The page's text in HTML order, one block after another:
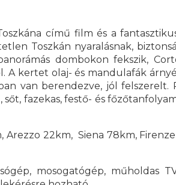
című film és a
Toszkán nyaralásnak,
dombokon fekszik,
A kertet olaj- és mandulafák
van berendezve, jól felszerelt.
fazekas, festő- és
Arezzo 22km, Siena 78km,
mosogatógép, műholdas